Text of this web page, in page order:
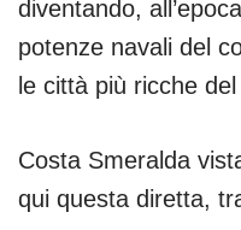
diventando,
potenze navali del
le città più ricche
Costa Smeralda
qui questa diretta,